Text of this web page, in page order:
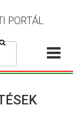
PORTÁL
Keresés
beállítások